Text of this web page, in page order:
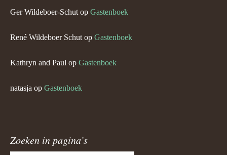
Ger Wildeboer-Schut op Gastenboek
René Wildeboer Schut op Gastenboek
Kathryn and Paul op Gastenboek
natasja op Gastenboek
Zoeken in pagina’s